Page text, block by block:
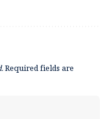
Required fields are